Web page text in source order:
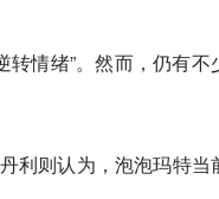
情绪”。然而，仍有不
利则认为，泡泡玛特当